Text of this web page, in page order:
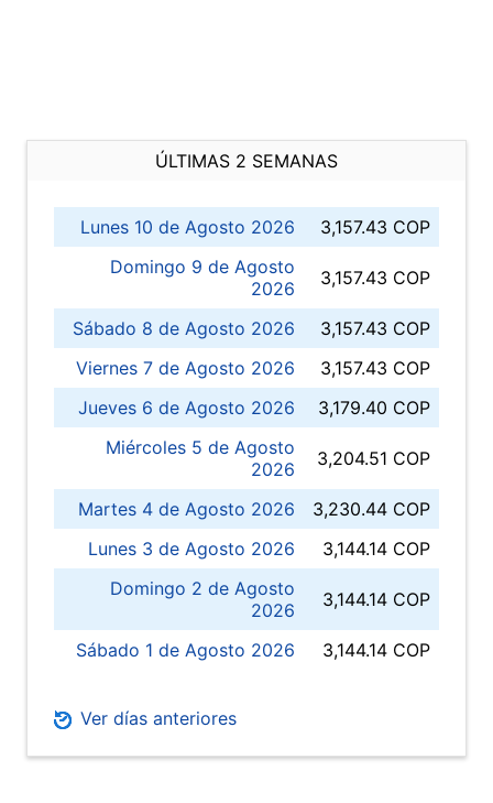
ÚLTIMAS 2 SEMANAS
Lunes 10 de Agosto 2026
3,157.43 COP
Domingo 9 de Agosto
2026
3,157.43 COP
Sábado 8 de Agosto 2026
3,157.43 COP
Viernes 7 de Agosto 2026
3,157.43 COP
Jueves 6 de Agosto 2026
3,179.40 COP
Miércoles 5 de Agosto
2026
3,204.51 COP
Martes 4 de Agosto 2026
3,230.44 COP
Lunes 3 de Agosto 2026
3,144.14 COP
Domingo 2 de Agosto
2026
3,144.14 COP
Sábado 1 de Agosto 2026 3,144.14 COP
Ver días anteriores